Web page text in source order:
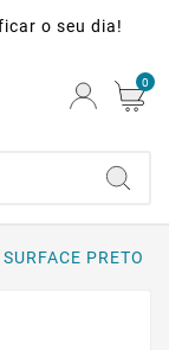
o seu dia!
0
PRETO